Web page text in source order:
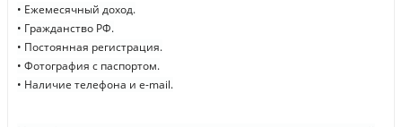
• Ежемесячный доход.
• Гражданство РФ.
• Постоянная регистрация.
• Фотография с паспортом.
• Наличие телефона и e-mail.